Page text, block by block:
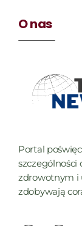
O nas
Portal
szczególności
zdrowotnym i
zdobywają